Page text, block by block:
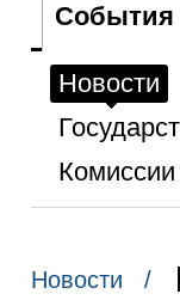
События
Новости
Новости /